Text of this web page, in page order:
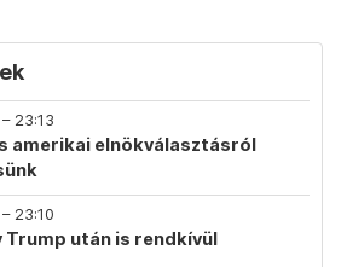
23:13
amerikai elnökválasztásról
23:10
Trump után is rendkívül